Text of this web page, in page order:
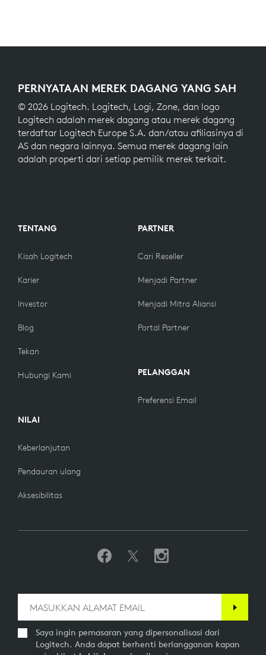
PERNYATAAN MEREK DAGANG YANG SAH
© 2026 Logitech. Logitech, Logi, Zone, dan logo
Logitech adalah merek dagang atau merek dagang
terdaftar Logitech Europe S.A. dan/atau afiliasinya di
AS dan negara lainnya. Semua merek dagang lain
adalah properti dari setiap pemilik merek terkait.
TENTANG
Kisah Logitech
Karier
Investor
Blog
Tekan
Hubungi Kami
NILAI
Keberlanjutan
Pendauran ulang
Aksesibilitas
PARTNER
Cari Reseller
Menjadi Partner
Menjadi Mitra Aliansi
Portal Partner
PELANGGAN
Preferensi Email
Saya ingin pemasaran yang dipersonalisasi dari
Logitech. Anda dapat berhenti berlangganan kapan